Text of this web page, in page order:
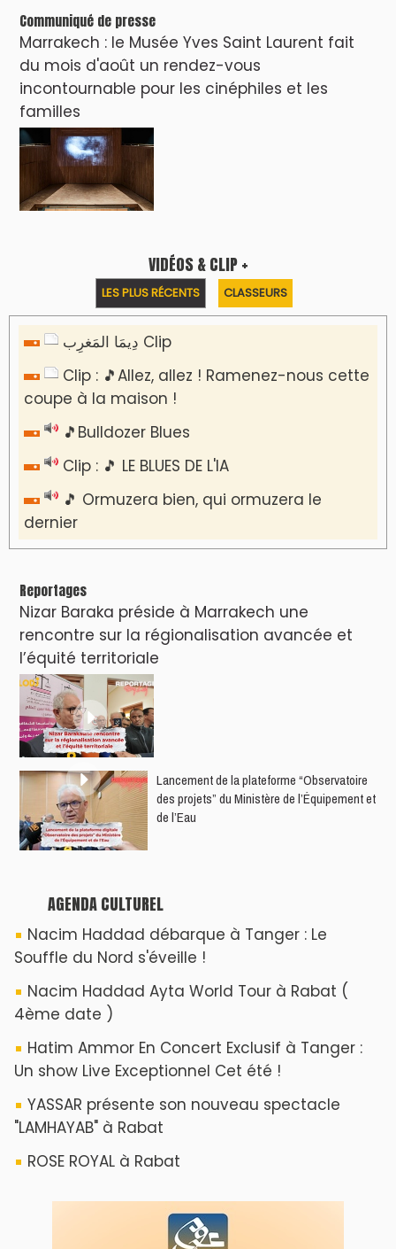
Communiqué de presse
Marrakech : le Musée Yves Saint Laurent fait
du mois d'août un rendez-vous
incontournable pour les cinéphiles et les
familles
VIDÉOS & CLIP +
LES PLUS RÉCENTS CLASSEURS
دِيمَا المَغرِب Clip
Clip : 🎵Allez, allez ! Ramenez-nous cette
coupe à la maison !
🎵Bulldozer Blues
Clip : 🎵 LE BLUES DE L'IA
🎵 Ormuzera bien, qui ormuzera le
dernier
Reportages
Nizar Baraka préside à Marrakech une
rencontre sur la régionalisation avancée et
l’équité territoriale
​Lancement de la plateforme “Observatoire
des projets” du Ministère de l’Équipement et
de l’Eau
AGENDA CULTUREL
Nacim Haddad débarque à Tanger : Le
Souffle du Nord s'éveille !
Nacim Haddad Ayta World Tour à Rabat (
4ème date )
Hatim Ammor En Concert Exclusif à Tanger :
Un show Live Exceptionnel Cet été !
YASSAR présente son nouveau spectacle
"LAMHAYAB" à Rabat
ROSE ROYAL à Rabat